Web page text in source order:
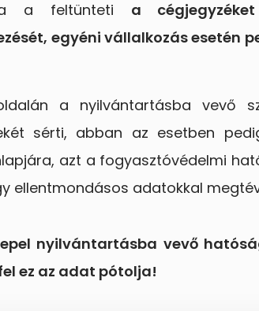
a feltünteti a
egyéni vállalkozás esetén
a nyilvántartásba vevő
sérti, abban az esetben
azt a fogyasztóvédelmi
ellentmondásos adatokkal
nyilvántartásba vevő
ez az adat pótolja!